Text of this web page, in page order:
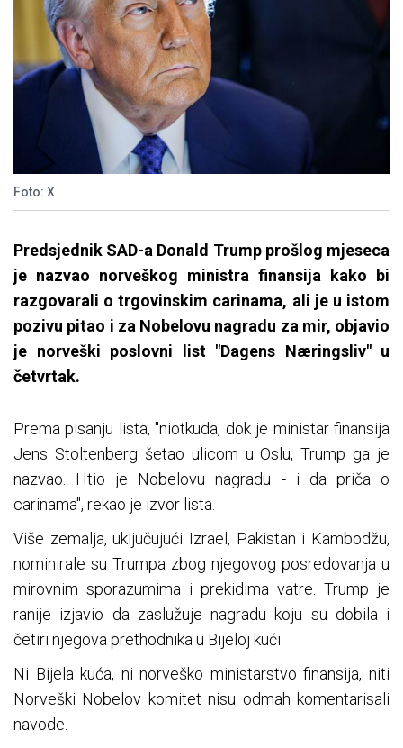
Foto: X
Predsjednik SAD-a Donald Trump prošlog mjeseca
je nazvao norveškog ministra finansija kako bi
razgovarali o trgovinskim carinama, ali je u istom
pozivu pitao i za Nobelovu nagradu za mir, objavio
je norveški poslovni list "Dagens Næringsliv" u
četvrtak.
Prema pisanju lista, "niotkuda, dok je ministar finansija
Jens Stoltenberg šetao ulicom u Oslu, Trump ga je
nazvao. Htio je Nobelovu nagradu - i da priča o
carinama", rekao je izvor lista.
Više zemalja, uključujući Izrael, Pakistan i Kambodžu,
nominirale su Trumpa zbog njegovog posredovanja u
mirovnim sporazumima i prekidima vatre. Trump je
ranije izjavio da zaslužuje nagradu koju su dobila i
četiri njegova prethodnika u Bijeloj kući.
Ni Bijela kuća, ni norveško ministarstvo finansija, niti
Norveški Nobelov komitet nisu odmah komentarisali
navode.